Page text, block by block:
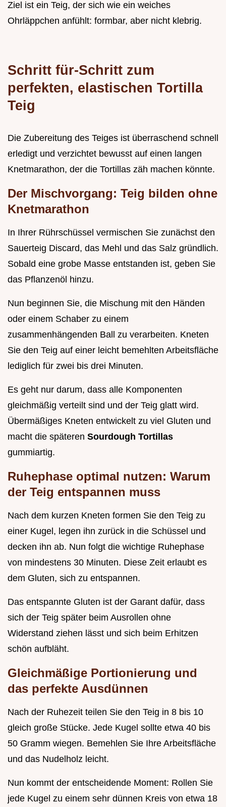
Ziel ist ein Teig, der sich wie ein weiches
Ohrläppchen anfühlt: formbar, aber nicht klebrig.
Schritt für-Schritt zum
perfekten, elastischen Tortilla
Teig
Die Zubereitung des Teiges ist überraschend schnell
erledigt und verzichtet bewusst auf einen langen
Knetmarathon, der die Tortillas zäh machen könnte.
Der Mischvorgang: Teig bilden ohne
Knetmarathon
In Ihrer Rührschüssel vermischen Sie zunächst den
Sauerteig Discard, das Mehl und das Salz gründlich.
Sobald eine grobe Masse entstanden ist, geben Sie
das Pflanzenöl hinzu.
Nun beginnen Sie, die Mischung mit den Händen
oder einem Schaber zu einem
zusammenhängenden Ball zu verarbeiten. Kneten
Sie den Teig auf einer leicht bemehlten Arbeitsfläche
lediglich für zwei bis drei Minuten.
Es geht nur darum, dass alle Komponenten
gleichmäßig verteilt sind und der Teig glatt wird.
Übermäßiges Kneten entwickelt zu viel Gluten und
macht die späteren Sourdough Tortillas
gummiartig.
Ruhephase optimal nutzen: Warum
der Teig entspannen muss
Nach dem kurzen Kneten formen Sie den Teig zu
einer Kugel, legen ihn zurück in die Schüssel und
decken ihn ab. Nun folgt die wichtige Ruhephase
von mindestens 30 Minuten. Diese Zeit erlaubt es
dem Gluten, sich zu entspannen.
Das entspannte Gluten ist der Garant dafür, dass
sich der Teig später beim Ausrollen ohne
Widerstand ziehen lässt und sich beim Erhitzen
schön aufbläht.
Gleichmäßige Portionierung und
das perfekte Ausdünnen
Nach der Ruhezeit teilen Sie den Teig in 8 bis 10
gleich große Stücke. Jede Kugel sollte etwa 40 bis
50 Gramm wiegen. Bemehlen Sie Ihre Arbeitsfläche
und das Nudelholz leicht.
Nun kommt der entscheidende Moment: Rollen Sie
jede Kugel zu einem sehr dünnen Kreis von etwa 18